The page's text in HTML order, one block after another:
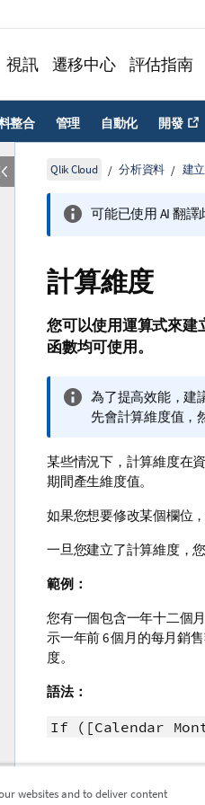
視訊 遷移中心 評估指南
整合 管理 自動化 開發
Qlik Cloud 分析資料 建
可能已使用 AI 翻
計算維度
您可以使用運算式來建
函數均可使用。
資
訊
註
為了提高效能，建
先會計算維度值，
某些情況下，計算維度在
期間產生維度值。
如果您想要修改某個欄位
一旦您建立了計算維度，
範例：
您有一個包含一年十二個
示一年前 6 個月的每月銷
度。
語法：
If ([Calendar
瞭解更多資訊
websites and to deliver content